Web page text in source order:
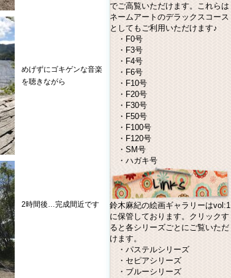
めげずにゴキゲンな音楽
を聴きながら
2時間後…完成間近です
でご高覧いただけます。これらは
ネームアート のデラックスコース
としてもご利用いただけます♪
・ F0号
・ F3号
・ F4号
・ F6号
・ F10号
・ F20号
・ F30号
・ F50号
・ F100号
・ F120号
・ SM号
・ ハガキ号
鈴木麻紀の絵画ギャラリーはvol:1
に保管しております。クリックす
ると各シリーズごとにご覧いただ
けます。
・ パステルシリーズ
・ セピアシリーズ
・ ブルーシリーズ